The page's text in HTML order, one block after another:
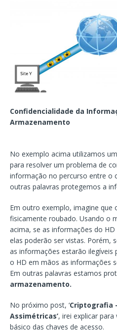
Confidencialidade da
Armazenamento
No exemplo acima utilizamos
para resolver um problema de
informação no percurso entre o
outras palavras protegemos a
Em outro exemplo, imagine que
fisicamente roubado. Usando o
acima, se as informações do
elas poderão ser vistas. Porém,
as informações estarão
o HD em mãos as informações
Em outras palavras estamos
armazenamento.
No próximo post, ‘Criptografia
Assimétricas’, irei explicar
básico das chaves de acesso.